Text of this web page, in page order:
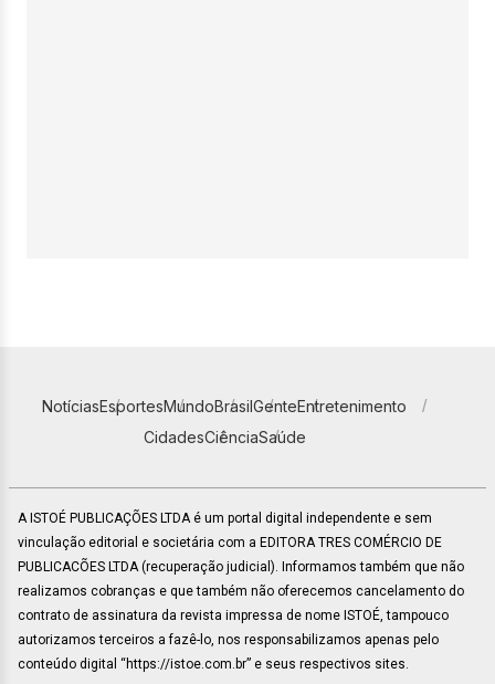
NotíciasEsportesMundoBrasilGenteEntretenimento
CidadesCiênciaSaúde
A ISTOÉ PUBLICAÇÕES LTDA é um portal digital independente e sem
vinculação editorial e societária com a EDITORA TRES COMÉRCIO DE
PUBLICACÕES LTDA (recuperação judicial). Informamos também que não
realizamos cobranças e que também não oferecemos cancelamento do
contrato de assinatura da revista impressa de nome ISTOÉ, tampouco
autorizamos terceiros a fazê-lo, nos responsabilizamos apenas pelo
conteúdo digital “https://istoe.com.br” e seus respectivos sites.